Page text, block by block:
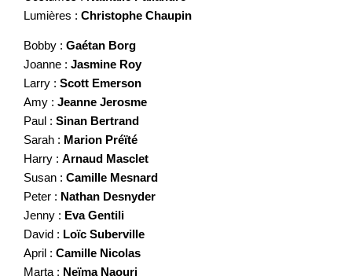
Lumières : Christophe Chaupin
Bobby : Gaétan Borg
Joanne : Jasmine Roy
Larry : Scott Emerson
Amy : Jeanne Jerosme
Paul : Sinan Bertrand
Sarah : Marion Préïté
Harry : Arnaud Masclet
Susan : Camille Mesnard
Peter : Nathan Desnyder
Jenny : Eva Gentili
David : Loïc Suberville
April : Camille Nicolas
Marta : Neïma Naouri